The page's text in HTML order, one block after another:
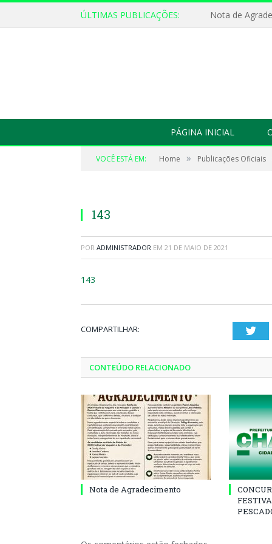
ÚLTIMAS PUBLICAÇÕES: Nota de
PÁGINA INICIAL
VOCÊ ESTÁ EM: Home » Publicações Oficiais
143
POR ADMINISTRADOR EM 21 DE MAIO DE 2021
143
COMPARTILHAR:
CONTEÚDO RELACIONADO
Nota de Agradecimento